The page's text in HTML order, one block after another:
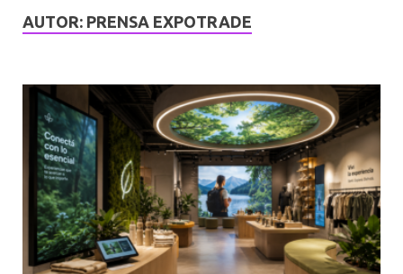
AUTOR: PRENSA EXPOTRADE